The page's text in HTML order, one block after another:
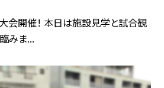
会開催！ 本日は施設見学と試合観
みま...